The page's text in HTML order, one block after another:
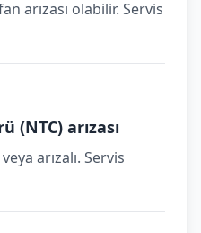
arızası olabilir. Servis
(NTC) arızası
arızalı. Servis